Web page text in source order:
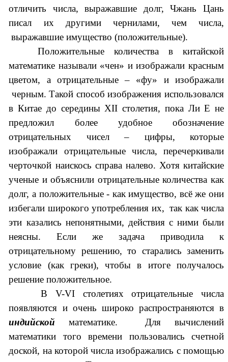
отличить числа, выражавшие долг, Чжань Цань
писал их другими чернилами, чем числа,
выражавшие имущество (положительные).
Положительные количества в китайской
математике называли «чен» и изображали красным
цветом, а отрицательные – «фу» и изображали
черным. Такой способ изображения использовался
в Китае до середины XII столетия, пока Ли Е не
предложил более удобное обозначение
отрицательных чисел – цифры, которые
изображали отрицательные числа, перечеркивали
черточкой наискось справа налево. Хотя китайские
ученые и объяснили отрицательные количества как
долг, а положительные - как имущество, всё же они
избегали широкого употребления их, так как числа
эти казались непонятными, действия с ними были
неясны. Если же задача приводила к
отрицательному решению, то старались заменить
условие (как греки), чтобы в итоге получалось
решение положительное.
В V-VI столетиях отрицательные числа
появляются и очень широко распространяются в
индийскойматематике. Для вычислений
математики того времени пользовались счетной
доской, на которой числа изображались с помощью